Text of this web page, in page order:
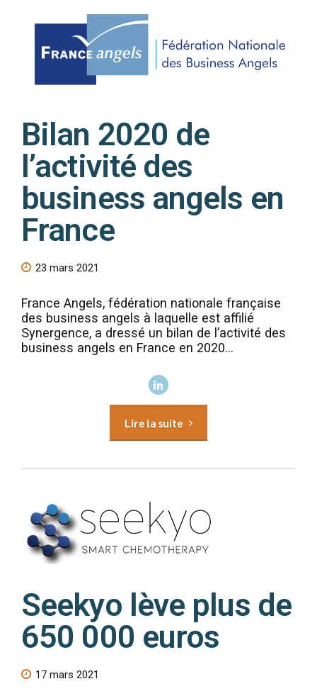
Bilan 2020 de
l’activité des
business angels en
France
23 mars 2021
France Angels, fédération nationale française
des business angels à laquelle est affilié
Synergence, a dressé un bilan de l’activité des
business angels en France en 2020...
Lire la suite
Seekyo lève plus de
650 000 euros
17 mars 2021